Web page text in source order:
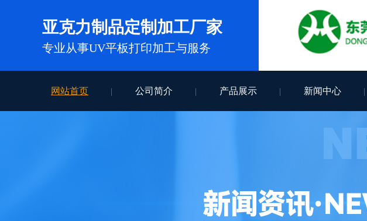
亚克力制品定制加工厂家
专业从事UV平板打印加工与服务
网站首页 公司简介 产品展示 新闻中心